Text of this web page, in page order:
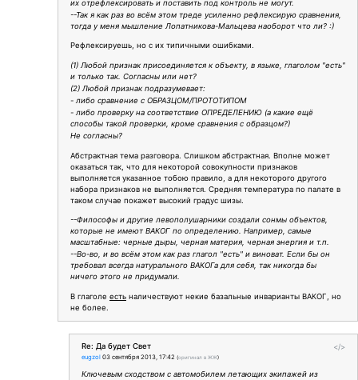
их отрефлексировать и поставить под контроль не могут.
--Так я как раз во всём этом треде усиленно рефлексирую сравнения,
тогда у меня мышление Лопатникова-Мальцева наоборот что ли? :)
Рефлексируешь, но с их типичными ошибками.
(1) Любой признак присоединяется к объекту, в языке, глаголом "есть"
и только так. Согласны или нет?
(2) Любой признак подразумевает:
- либо сравнение с ОБРАЗЦОМ/ПРОТОТИПОМ
- либо проверку на соответствие ОПРЕДЕЛЕНИЮ (а какие ещё
способы такой проверки, кроме сравнения с образцом?)
Не согласны?
Абстрактная тема разговора. Слишком абстрактная. Вполне может
оказаться так, что для некоторой совокупности признаков
выполняется указанное тобою правило, а для некоторого другого
набора признаков не выполняется. Средняя температура по палате в
таком случае покажет высокий градус шизы.
--Философы и другие левополушарники создали сонмы объектов,
которые не имеют ВАКОГ по определению. Например, самые
масштабные: черные дыры, черная материя, черная энергия и т.п.
--Во-во, и во всём этом как раз глагол "есть" и виноват. Если бы он
требовал всегда натурального ВАКОГа для себя, так никогда бы
ничего этого не придумали.
В глаголе есть наличествуют некие базальные инварианты ВАКОГ, но
не более.
</>
Re: Да будет Свет
eugzol 03 сентября 2013, 17:42 (оригинал в ЖЖ)
Ключевым сходством с автомобилем летающих экипажей из